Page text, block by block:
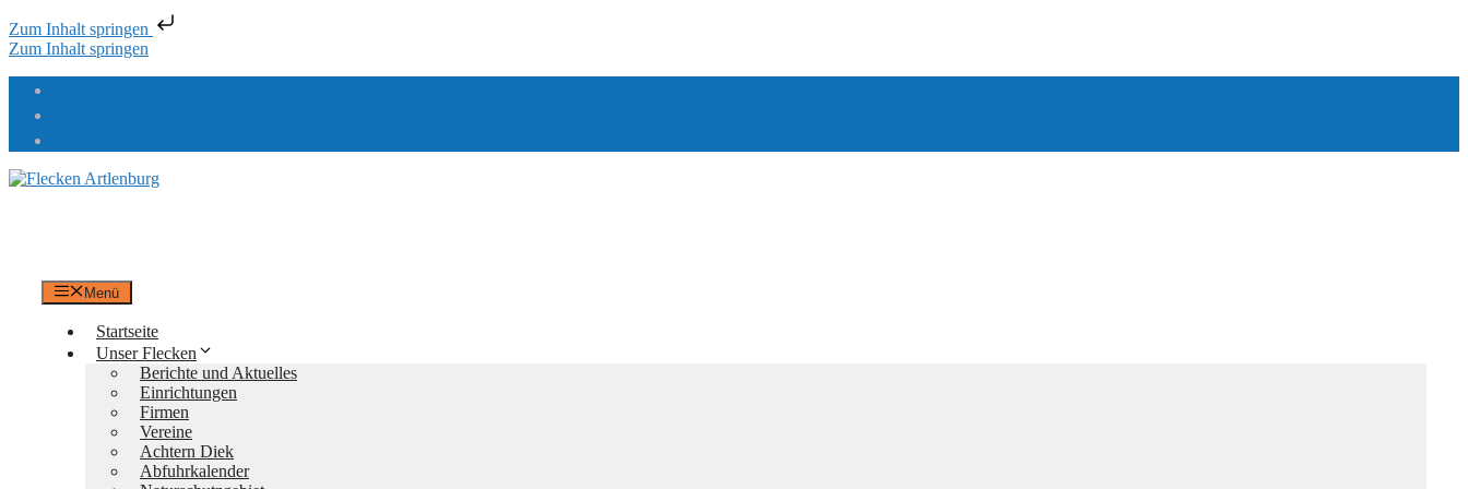
Zum Inhalt springen
Zum Inhalt springen
Menü
Startseite
Unser Flecken
Berichte und Aktuelles
Einrichtungen
Firmen
Vereine
Achtern Diek
Abfuhrkalender